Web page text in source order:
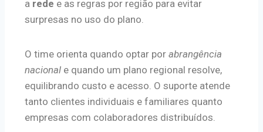
a rede e as regras por região para evitar
surpresas no uso do plano.
O time orienta quando optar por abrangência
nacional e quando um plano regional resolve,
equilibrando custo e acesso. O suporte atende
tanto clientes individuais e familiares quanto
empresas com colaboradores distribuídos.